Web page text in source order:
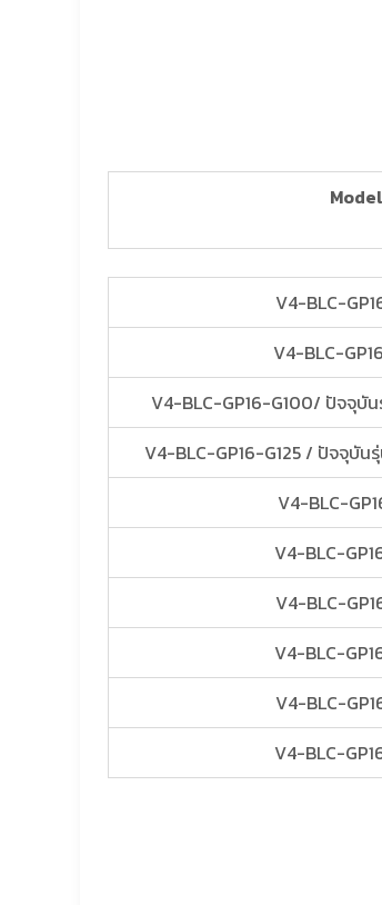
Model
V4-BLC-
V4-BLC-
V4-BLC-GP16-G100/ ปัจจุบั
V4-BLC-GP16-G125 / ปัจจุบัน
V4-BLC-
V4-BLC-
V4-BLC-
V4-BLC-
V4-BLC-
V4-BLC-